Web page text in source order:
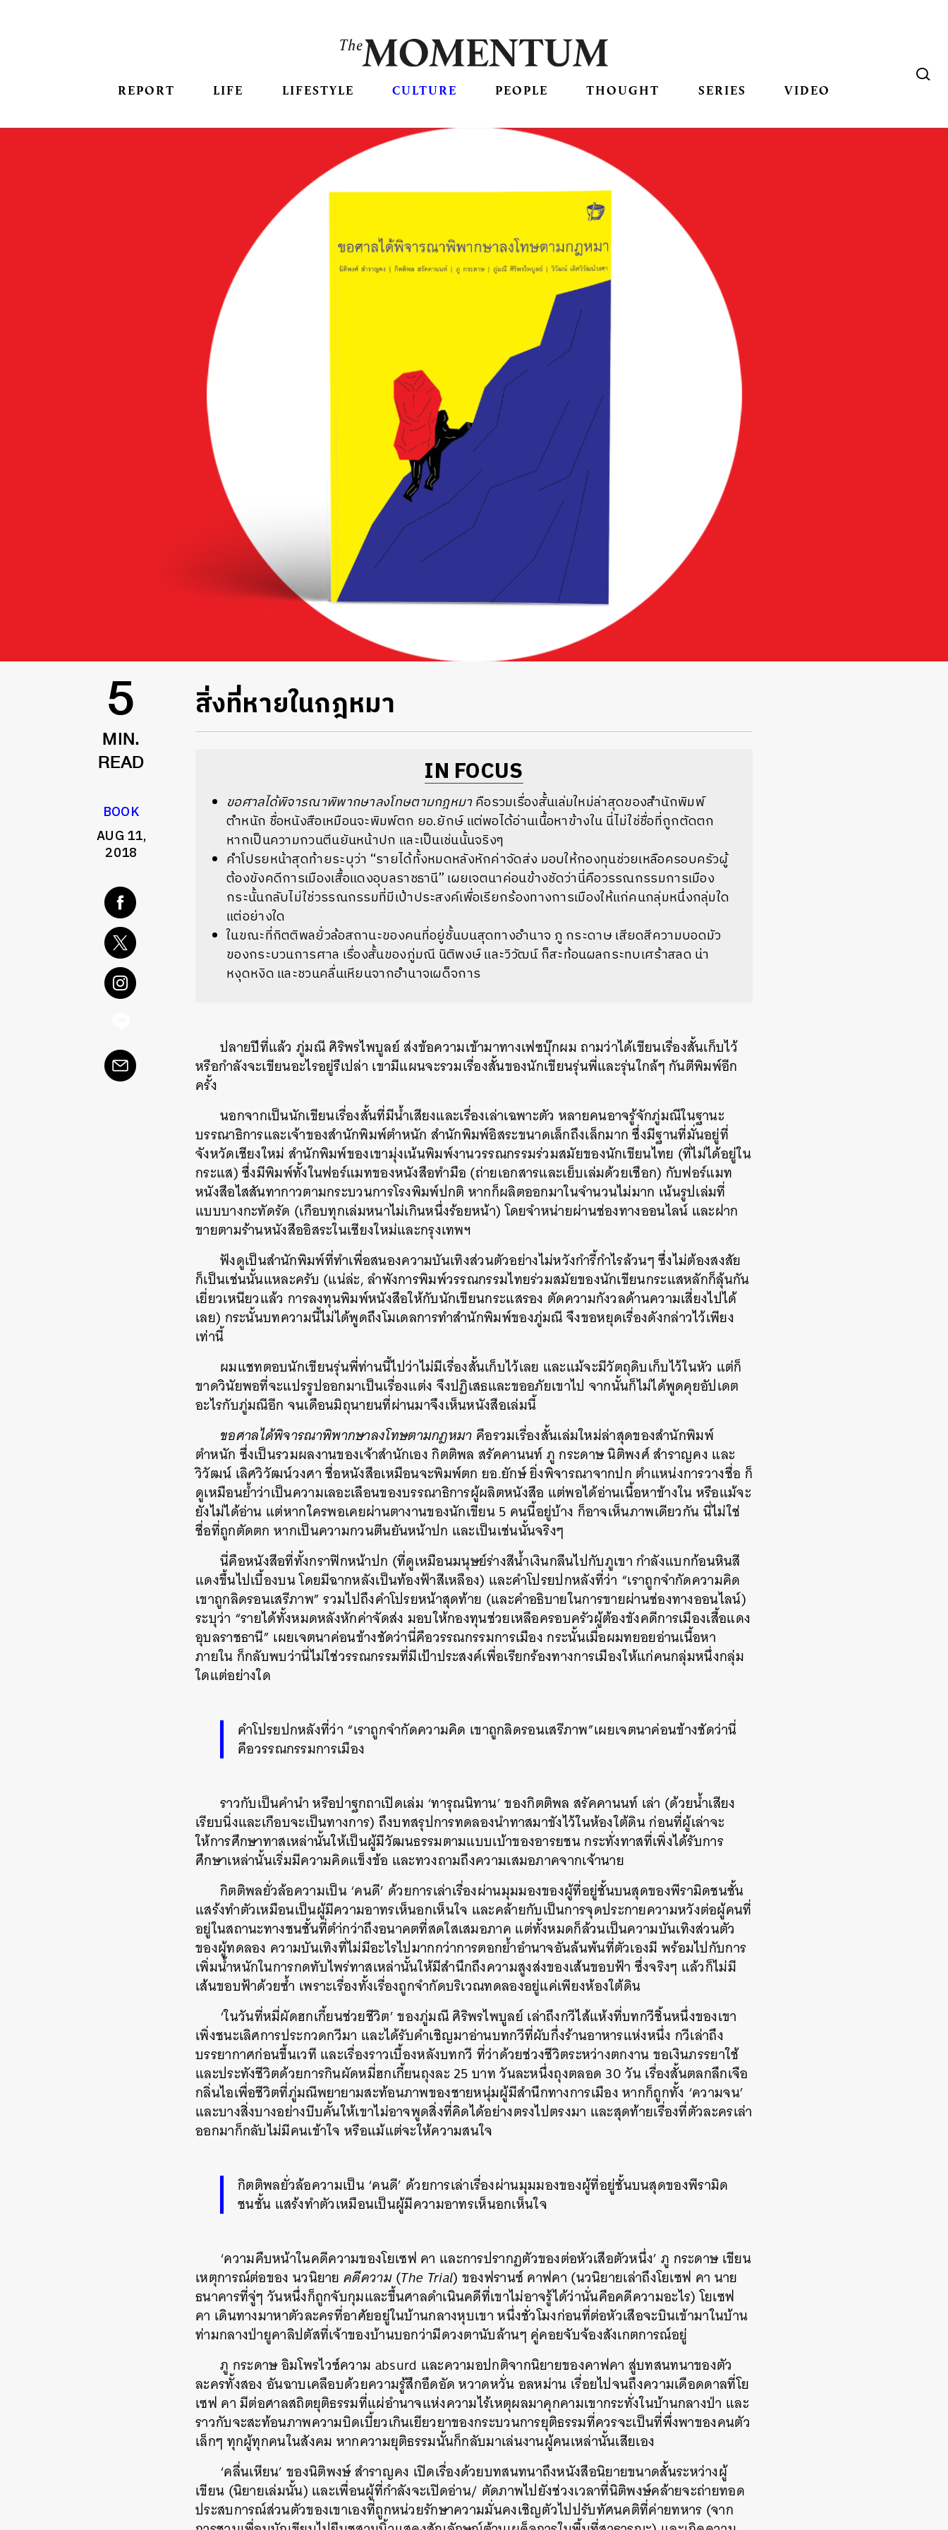
REPORT LIFE LIFESTYLE CULTURE PEOPLE THOUGHT SERIES VIDEO
5
MIN.
READ
BOOK
AUG 11,
2018
สิ่งที่หายในกฎหมา
IN FOCUS
ขอศาลได้พิจารณาพิพากษาลงโทษตามกฎหมา คือรวมเรื่องสั้นเล่มใหม่ล่าสุดของสำนักพิมพ์
ตำหนัก ชื่อหนังสือเหมือนจะพิมพ์ตก ยอ.ยักษ์ แต่พอได้อ่านเนื้อหาข้างใน นี่ไม่ใช่ชื่อที่ถูกตัดตก
หากเป็นความกวนตีนยันหน้าปก และเป็นเช่นนั้นจริงๆ
คำโปรยหน้าสุดท้ายระบุว่า “รายได้ทั้งหมดหลังหักค่าจัดส่ง มอบให้กองทุนช่วยเหลือครอบครัวผู้
ต้องขังคดีการเมืองเสื้อแดงอุบลราชธานี” เผยเจตนาค่อนข้างชัดว่านี่คือวรรณกรรมการเมือง
กระนั้นกลับไม่ใช่วรรณกรรมที่มีเป้าประสงค์เพื่อเรียกร้องทางการเมืองให้แก่คนกลุ่มหนึ่งกลุ่มใด
แต่อย่างใด
ในขณะที่กิตติพลยั่วล้อสถานะของคนที่อยู่ชั้นบนสุดทางอำนาจ ภู กระดาษ เสียดสีความบอดมัว
ของกระบวนการศาล เรื่องสั้นของภู่มณี นิติพงษ์ และวิวัฒน์ ก็สะท้อนผลกระทบเศร้าสลด น่า
หงุดหงิด และชวนคลื่นเหียนจากอำนาจเผด็จการ
ปลายปีที่แล้ว ภู่มณี ศิริพรไพบูลย์ ส่งข้อความเข้ามาทางเฟซบุ๊กผม ถามว่าได้เขียนเรื่องสั้นเก็บไว้
หรือกำลังจะเขียนอะไรอยู่รึเปล่า เขามีแผนจะรวมเรื่องสั้นของนักเขียนรุ่นพี่และรุ่นใกล้ๆ กันตีพิมพ์อีก
ครั้ง
นอกจากเป็นนักเขียนเรื่องสั้นที่มีน้ำเสียงและเรื่องเล่าเฉพาะตัว หลายคนอาจรู้จักภู่มณีในฐานะ
บรรณาธิการและเจ้าของสำนักพิมพ์ตำหนัก สำนักพิมพ์อิสระขนาดเล็กถึงเล็กมาก ซึ่งมีฐานที่มั่นอยู่ที่
จังหวัดเชียงใหม่ สำนักพิมพ์ของเขามุ่งเน้นพิมพ์งานวรรณกรรมร่วมสมัยของนักเขียนไทย (ที่ไม่ได้อยู่ใน
กระแส) ซึ่งมีพิมพ์ทั้งในฟอร์แมทของหนังสือทำมือ (ถ่ายเอกสารและเย็บเล่มด้วยเชือก) กับฟอร์แมท
หนังสือไสสันทากาวตามกระบวนการโรงพิมพ์ปกติ หากก็ผลิตออกมาในจำนวนไม่มาก เน้นรูปเล่มที่
แบบบางกะทัดรัด (เกือบทุกเล่มหนาไม่เกินหนึ่งร้อยหน้า) โดยจำหน่ายผ่านช่องทางออนไลน์ และฝาก
ขายตามร้านหนังสืออิสระในเชียงใหม่และกรุงเทพฯ
ฟังดูเป็นสำนักพิมพ์ที่ทำเพื่อสนองความบันเทิงส่วนตัวอย่างไม่หวังกำรี้กำไรล้วนๆ ซึ่งไม่ต้องสงสัย
ก็เป็นเช่นนั้นแหละครับ (แน่ล่ะ, ลำพังการพิมพ์วรรณกรรมไทยร่วมสมัยของนักเขียนกระแสหลักก็ลุ้นกัน
เยี่ยวเหนียวแล้ว การลงทุนพิมพ์หนังสือให้กับนักเขียนกระแสรอง ตัดความกังวลด้านความเสี่ยงไปได้
เลย) กระนั้นบทความนี้ไม่ได้พูดถึงโมเดลการทำสำนักพิมพ์ของภู่มณี จึงขอหยุดเรื่องดังกล่าวไว้เพียง
เท่านี้
ผมแชทตอบนักเขียนรุ่นพี่ท่านนี้ไปว่าไม่มีเรื่องสั้นเก็บไว้เลย และแม้จะมีวัตถุดิบเก็บไว้ในหัว แต่ก็
ขาดวินัยพอที่จะแปรรูปออกมาเป็นเรื่องแต่ง จึงปฏิเสธและขออภัยเขาไป จากนั้นก็ไม่ได้พูดคุยอัปเดต
อะไรกับภู่มณีอีก จนเดือนมิถุนายนที่ผ่านมาจึงเห็นหนังสือเล่มนี้
ขอศาลได้พิจารณาพิพากษาลงโทษตามกฎหมา คือรวมเรื่องสั้นเล่มใหม่ล่าสุดของสำนักพิมพ์
ตำหนัก ซึ่งเป็นรวมผลงานของเจ้าสำนักเอง กิตติพล สรัคคานนท์ ภู กระดาษ นิติพงศ์ สำราญคง และ
วิวัฒน์ เลิศวิวัฒน์วงศา ชื่อหนังสือเหมือนจะพิมพ์ตก ยอ.ยักษ์ ยิ่งพิจารณาจากปก ตำแหน่งการวางชื่อ ก็
ดูเหมือนย้ำว่าเป็นความเลอะเลือนของบรรณาธิการผู้ผลิตหนังสือ แต่พอได้อ่านเนื้อหาข้างใน หรือแม้จะ
ยังไม่ได้อ่าน แต่หากใครพอเคยผ่านตางานของนักเขียน 5 คนนี้อยู่บ้าง ก็อาจเห็นภาพเดียวกัน นี่ไม่ใช่
ชื่อที่ถูกตัดตก หากเป็นความกวนตีนยันหน้าปก และเป็นเช่นนั้นจริงๆ
นี่คือหนังสือที่ทั้งกราฟิกหน้าปก (ที่ดูเหมือนมนุษย์ร่างสีน้ำเงินกลืนไปกับภูเขา กำลังแบกก้อนหินสี
แดงขึ้นไปเบื้องบน โดยมีฉากหลังเป็นท้องฟ้าสีเหลือง) และคำโปรยปกหลังที่ว่า “เราถูกจำกัดความคิด
เขาถูกลิดรอนเสรีภาพ” รวมไปถึงคำโปรยหน้าสุดท้าย (และคำอธิบายในการขายผ่านช่องทางออนไลน์)
ระบุว่า “รายได้ทั้งหมดหลังหักค่าจัดส่ง มอบให้กองทุนช่วยเหลือครอบครัวผู้ต้องขังคดีการเมืองเสื้อแดง
อุบลราชธานี” เผยเจตนาค่อนข้างชัดว่านี่คือวรรณกรรมการเมือง กระนั้นเมื่อผมทยอยอ่านเนื้อหา
ภายใน ก็กลับพบว่านี่ไม่ใช่วรรณกรรมที่มีเป้าประสงค์เพื่อเรียกร้องทางการเมืองให้แก่คนกลุ่มหนึ่งกลุ่ม
ใดแต่อย่างใด
คำโปรยปกหลังที่ว่า “เราถูกจำกัดความคิด เขาถูกลิดรอนเสรีภาพ”เผยเจตนาค่อนข้างชัดว่านี่
คือวรรณกรรมการเมือง
ราวกับเป็นคำนำ หรือปาฐกถาเปิดเล่ม ‘ทารุณนิทาน’ ของกิตติพล สรัคคานนท์ เล่า (ด้วยน้ำเสียง
เรียบนิ่งและเกือบจะเป็นทางการ) ถึงบทสรุปการทดลองนำทาสมาขังไว้ในห้องใต้ดิน ก่อนที่ผู้เล่าจะ
ให้การศึกษาทาสเหล่านั้นให้เป็นผู้มีวัฒนธรรมตามแบบเบ้าของอารยชน กระทั่งทาสที่เพิ่งได้รับการ
ศึกษาเหล่านั้นเริ่มมีความคิดแข็งข้อ และทวงถามถึงความเสมอภาคจากเจ้านาย
กิตติพลยั่วล้อความเป็น ‘คนดี’ ด้วยการเล่าเรื่องผ่านมุมมองของผู้ที่อยู่ชั้นบนสุดของพีรามิดชนชั้น
แสร้งทำตัวเหมือนเป็นผู้มีความอาทรเห็นอกเห็นใจ และคล้ายกับเป็นการจุดประกายความหวังต่อผู้คนที่
อยู่ในสถานะทางชนชั้นที่ตำ่กว่าถึงอนาคตที่สดใสเสมอภาค แต่ทั้งหมดก็ล้วนเป็นความบันเทิงส่วนตัว
ของผู้ทดลอง ความบันเทิงที่ไม่มีอะไรไปมากกว่าการตอกย้ำอำนาจอันล้นพ้นที่ตัวเองมี พร้อมไปกับการ
เพิ่มน้ำหนักในการกดทับไพร่ทาสเหล่านั้นให้มีสำนึกถึงความสูงส่งของเส้นขอบฟ้า ซึ่งจริงๆ แล้วก็ไม่มี
เส้นขอบฟ้าด้วยซ้ำ เพราะเรื่องทั้งเรื่องถูกจำกัดบริเวณทดลองอยู่แค่เพียงห้องใต้ดิน
‘ในวันที่หมี่ผัดฮกเกี้ยนช่วยชีวิต’ ของภู่มณี ศิริพรไพบูลย์ เล่าถึงกวีไส้แห้งที่บทกวีชิ้นหนึ่งของเขา
เพิ่งชนะเลิศการประกวดกวีมา และได้รับคำเชิญมาอ่านบทกวีที่ผับกึ่งร้านอาหารแห่งหนึ่ง กวีเล่าถึง
บรรยากาศก่อนขึ้นเวที และเรื่องราวเบื้องหลังบทกวี ที่ว่าด้วยช่วงชีวิตระหว่างตกงาน ขอเงินภรรยาใช้
และประทังชีวิตด้วยการกินผัดหมี่ฮกเกี้ยนถุงละ 25 บาท วันละหนึ่งถุงตลอด 30 วัน เรื่องสั้นตลกลึกเจือ
กลิ่นไอเพื่อชีวิตที่ภู่มณีพยายามสะท้อนภาพของชายหนุ่มผู้มีสำนึกทางการเมือง หากก็ถูกทั้ง ‘ความจน’
และบางสิ่งบางอย่างบีบคั้นให้เขาไม่อาจพูดสิ่งที่คิดได้อย่างตรงไปตรงมา และสุดท้ายเรื่องที่ตัวละครเล่า
ออกมาก็กลับไม่มีคนเข้าใจ หรือแม้แต่จะให้ความสนใจ
กิตติพลยั่วล้อความเป็น ‘คนดี’ ด้วยการเล่าเรื่องผ่านมุมมองของผู้ที่อยู่ชั้นบนสุดของพีรามิด
ชนชั้น แสร้งทำตัวเหมือนเป็นผู้มีความอาทรเห็นอกเห็นใจ
‘ความคืบหน้าในคดีความของโยเซฟ คา และการปรากฏตัวของต่อหัวเสือตัวหนึ่ง’ ภู กระดาษ เขียน
เหตุการณ์ต่อของ นวนิยายคดีความ(The Trial) ของฟรานซ์ คาฟคา (นวนิยายเล่าถึงโยเซฟ คา นาย
ธนาคารที่จู่ๆ วันหนึ่งก็ถูกจับกุมและขึ้นศาลดำเนินคดีที่เขาไม่อาจรู้ได้ว่านั่นคือคดีความอะไร) โยเซฟ
คา เดินทางมาหาตัวละครที่อาศัยอยู่ในบ้านกลางหุบเขา หนึ่งชั่วโมงก่อนที่ต่อหัวเสือจะบินเข้ามาในบ้าน
ท่ามกลางป่ายูคาลิปตัสที่เจ้าของบ้านบอกว่ามีดวงตานับล้านๆ คู่คอยจับจ้องสังเกตการณ์อยู่
ภู กระดาษ อิมโพรไวซ์ความ absurd และความอปกติจากนิยายของคาฟคา สู่บทสนทนาของตัว
ละครทั้งสอง อันฉาบเคลือบด้วยความรู้สึกอึดอัด หวาดหวั่น อลหม่าน เรื่อยไปจนถึงความเดือดดาลที่โย
เซฟ คา มีต่อศาลสถิตยุติธรรมที่แผ่อำนาจแห่งความไร้เหตุผลมาคุกคามเขากระทั่งในบ้านกลางป่า และ
ราวกับจะสะท้อนภาพความบิดเบี้ยวเกินเยียวยาของกระบวนการยุติธรรมที่ควรจะเป็นที่พึ่งพาของคนตัว
เล็กๆ ทุกผู้ทุกคนในสังคม หากความยุติธรรมนั้นก็กลับมาเล่นงานผู้คนเหล่านั้นเสียเอง
‘คลื่นเหียน’ ของนิติพงษ์ สำราญคง เปิดเรื่องด้วยบทสนทนาถึงหนังสือนิยายขนาดสั้นระหว่างผู้
เขียน (นิยายเล่มนั้น) และเพื่อนผู้ที่กำลังจะเปิดอ่าน/ ตัดภาพไปยังช่วงเวลาที่นิติพงษ์คล้ายจะถ่ายทอด
ประสบการณ์ส่วนตัวของเขาเองที่ถูกหน่วยรักษาความมั่นคงเชิญตัวไปปรับทัศนคติที่ค่ายทหาร (จาก
ค้นหา
SHARE TWEET LINE EMAIL